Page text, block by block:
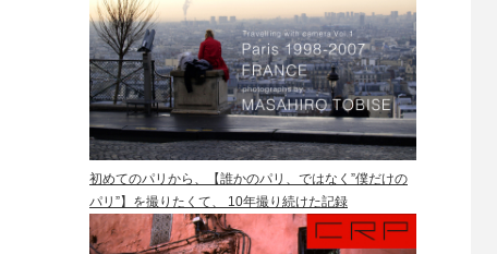
初めてのパリから、【誰かのパリ、ではなく”僕だけの
パリ”】を撮りたくて、 10年撮り続けた記録